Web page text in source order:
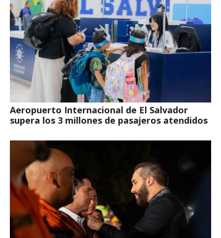
Aeropuerto Internacional de El Salvador
supera los 3 millones de pasajeros atendidos